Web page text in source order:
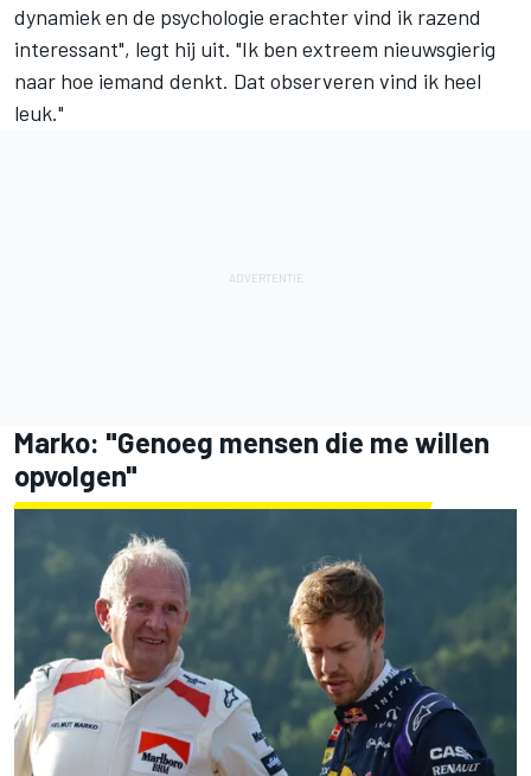
dynamiek en de psychologie erachter vind ik razend
interessant", legt hij uit. "Ik ben extreem nieuwsgierig
naar hoe iemand denkt. Dat observeren vind ik heel
leuk."
Marko: "Genoeg mensen die me willen
opvolgen"